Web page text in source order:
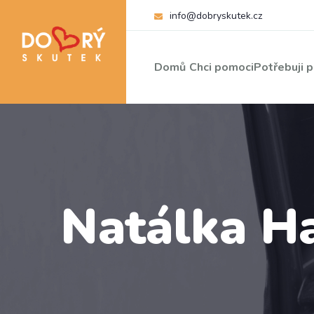
info@dobryskutek.cz
Domů Chci pomociPotřebuji
Natálka